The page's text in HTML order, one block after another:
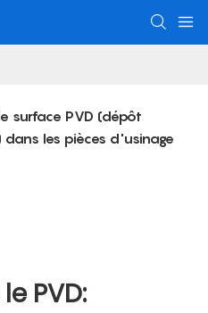
surface PVD (dépôt
les pièces d'usinage
PVD: